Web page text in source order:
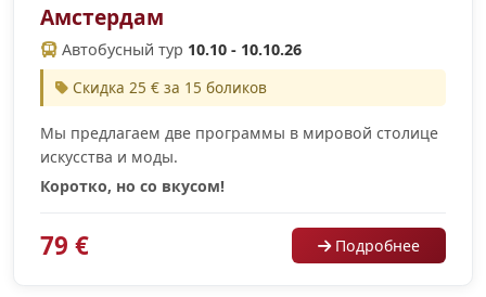
Амстердам
Автобусный тур 10.10 - 10.10.26
Скидка 25 € за 15 боликов
Мы предлагаем две программы в мировой столице
искусства и моды.
Коротко, но со вкусом!
79 € Подробнее